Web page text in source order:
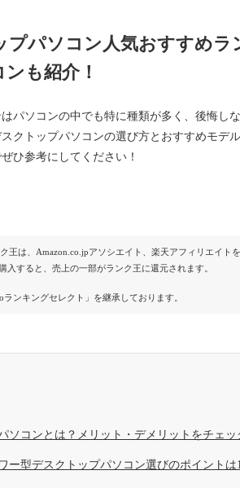
プパソコン人気おすすめ
も紹介！
パソコンの中でも特に種類が多く、後悔し
クトップパソコンの選び方とおすすめモデ
ひ参考にしてください！
王は、Amazon.co.jpアソシエイト、楽天アフィリエイ
入すると、売上の一部がランク王に還元されます。
ンキングセレクト」を継承しております。
ソコンとは？メリット・デメリットをチェッ
ー型デスクトップパソコン選びのポイントは